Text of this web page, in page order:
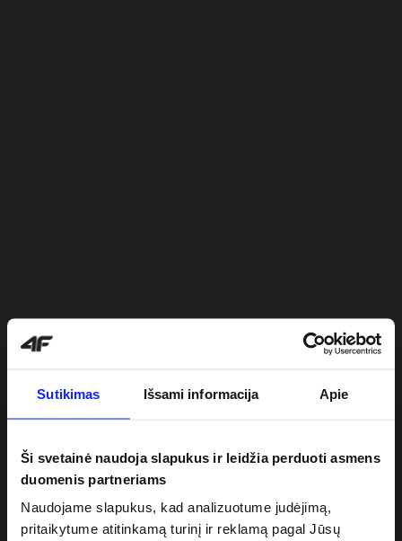
Sutikimas Išsami informacija Apie
Ši svetainė naudoja slapukus ir leidžia perduoti asmens
duomenis partneriams
Naudojame slapukus, kad analizuotume judėjimą,
pritaikytume atitinkamą turinį ir reklamą pagal Jūsų